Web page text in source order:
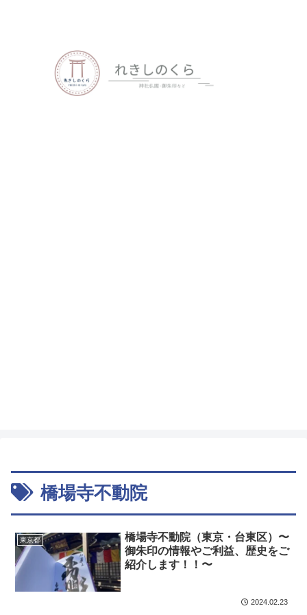
橋場寺不動院
東京都
橋場寺不動院（東京・台東区）〜
御朱印の情報やご利益、歴史をご
紹介します！！〜
2024.02.23